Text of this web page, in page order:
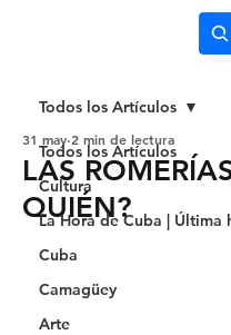
Todos los Artículos
Cultura
La Hora de Cuba | Última
Cuba
Camagüey
Arte
Todos los Artículos
LAS
QUIÉN?
31 may 2 min de lectura